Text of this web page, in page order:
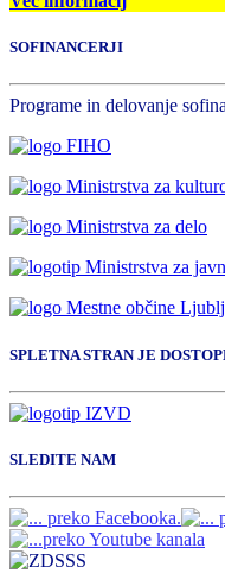
SOFINANCERJI
Programe in delovanje
SPLETNA STRAN JE
SLEDITE NAM